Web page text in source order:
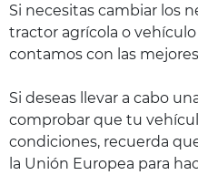
Si necesitas cambiar los
tractor agrícola o
contamos con las
Si deseas llevar a cabo
comprobar que tu
condiciones, recuerda
la Unión Europea para